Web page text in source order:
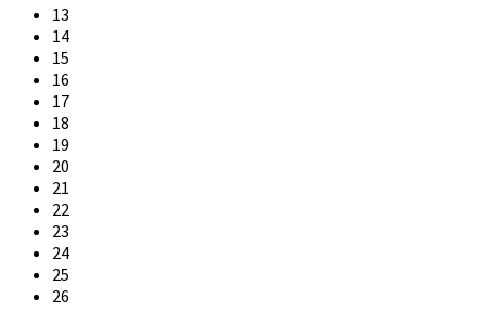
13
14
15
16
17
18
19
20
21
22
23
24
25
26